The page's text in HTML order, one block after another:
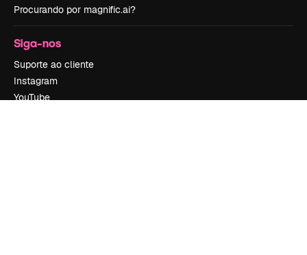
Procurando por magnific.ai?
Siga-nos
Suporte ao cliente
Instagram
YouTube